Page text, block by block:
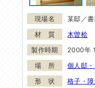
某邸／
木曽桧
2000年
個人邸
格子・